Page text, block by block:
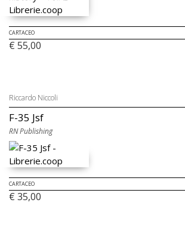
CARTACEO
€ 55,00
Riccardo Niccoli
F-35 Jsf
RN Publishing
CARTACEO
€ 35,00